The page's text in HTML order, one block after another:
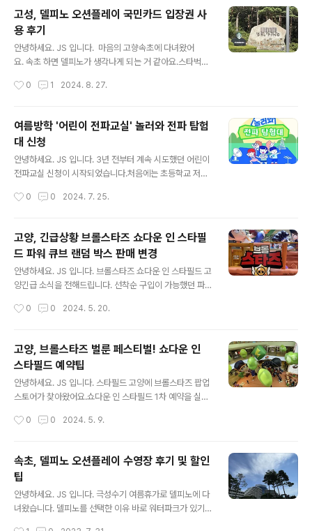
입하는 제품이죠! 보온 도시락 최강자따뜻한 보온 도시락
우리 아이에게 따뜻한 밥 한 끼를 위해 구입한 써모스 보온
도시락입니다.겨울에도 따뜻하게 밥 한 끼! 아들을 위해 너
로 정했다.
고성, 델피노 오션플레이 국민카드 입장권 사
용 후기
안녕하세요. JS 입니다. 마음의 고향속초에 다녀왔어
요. 속초 하면 델피노가 생각나게 되는 거 같아요.스타벅스
크가 있기 때문이죠! 한화 리조트에도 큰~ 워터파크가 있
까지 가능해서 좋아합니다. 델피노는 이상하게 고성에 위
치해 있어요.속초와 고성의 중간이라고 해야 할까요? 오션
플레이실외, 실내존다양한 놀이 시설이 준비되어 있어요.
있을 건 다 있는 곳~!저는 사우나를 추천드려요.야외 사우
나를 나가시면 경치 정말 좋아요.시원한 바람~ 따뜻한 온
미들시즌으로 나눠 있고, 가격이 상당합니다.어른 62,000
0 1 2024. 8. 27.
여름방학 '어린이 전파교실' 놀러와 전파 탐험
대 신청
안녕하세요. JS 입니다. 3년 전부터 계속 시도했던 어린이
전파교실 신청이 시작되었습니다.처음에는 초등학교 저학
이 되어도 연령 제한으로 신청이 취소되기도 했습니다. 2
관에서 이틀 진행되고, 그 외 지역은 하루 진행됩니다.예전
코로나 때 무선키트 제공해 주었을 때가 좋았던 거 같아
요. 5개 기관이 함께 하는 '놀러 와 전파탐험대'교육일정 :
2024년 8월 8일 목요일 ~ 9일 금요일교육시간 : 13:00
~ 17:00 (12:30까지 도착)대상 : 초등학교 5학년 ~ 6학
래 신청 방법을 따라 회원 가입 후 신청 했어요.가족회원 계
0 0 2024. 7. 25.
고양, 긴급상황 브롤스타즈 쇼다운 인 스타필
드 파워 큐브 랜덤 박스 판매 변경
안녕하세요. JS 입니다. 브롤스타즈 쇼다운 인 스타필드 고
양긴급 소식을 전해드립니다. 선착순 구입이 가능했던 파
매가 가능했습니다. 장소가 스타필드 정문 분수대 앞으로
선착순 발급도 행사 중간에 변경되었어요.목요일 오전에
부스에서 구입하려고 갔지만, 구입하지 못했습니다.이미
오전 9시에 배부가 끝났다고...아니 미리 공지해 주던가. 어
디에 써 붙여 놓던가 해야 하는데 말이죠.아침 10시 오픈
시간에 맞춰 부스 앞에 갔더니 이미 끝! 그래서 주말을 피해
문 분수대 앞이야!즐거운 마음에 봤더니, 굿즈샵이 끝났어
0 0 2024. 5. 20.
고양, 브롤스타즈 벌룬 페스티벌! 쇼다운 인
스타필드 예약팁
안녕하세요. JS 입니다. 스타필드 고양에 브롤스타즈 팝업
스토어가 찾아왔어요.쇼다운 인 스타필드 1차 예약을 실패
타필드 예약팁 사전 예약필수예약 시간 5분 전 계속 새로
1시간입니다. 고양은 끝났어요.안성은 미리 준비해서 성
공하세요.스타필드 고양 예약을 누르면 예약이 진행됩니
다. 이상하다 싶어 1분을 남기고 예약을 눌러보니 이미 예
약 대기대기순번 253911분 지나서 확인해 보니 대기순번
2264 12분이 지나도 16분이 지나도 대기순번 변화가 없
0 0 2024. 5. 9.
속초, 델피노 오션플레이 수영장 후기 및 할인
팁
안녕하세요. JS 입니다. 극성수기 여름휴가로 델피노에 다
녀왔습니다. 델피노를 선택한 이유 바로 워터파크가 있기